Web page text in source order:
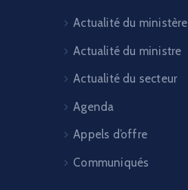
Actualité du ministère
Actualité du ministre
Actualité du secteur
Agenda
Appels d’offre
Communiqués